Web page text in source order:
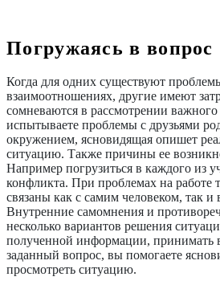
Погружаясь в вопрос
Когда для одних существуют
взаимоотношениях, другие имеют
сомневаются в рассмотрении
испытываете проблемы с друзьями
окружением, ясновидящая опишет
ситуацию. Также причины ее
Например погрузиться в каждого из
конфликта. При проблемах на работе
связаны как с самим человеком, так
Внутренние самомнения и
несколько вариантов решения
полученной информации, принимать
заданный вопрос, вы помогаете
просмотреть ситуацию.